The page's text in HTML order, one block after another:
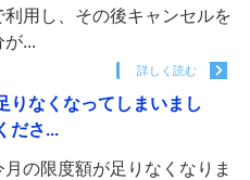
用し、その後キャンセルを
が...
詳しく読む
りなくなってしまいまし
ださ...
の限度額が足りなくなりま